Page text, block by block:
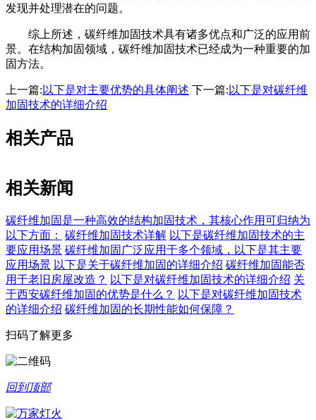
发现并处理潜在的问题。
综上所述，碳纤维加固技术具有诸多优点和广泛的应用前
景。在结构加固领域，碳纤维加固技术已经成为一种重要的加
固方法。
上一篇: 以下是对主要优势的具体阐述 下一篇: 以下是对碳纤维
加固技术的详细介绍
相关产品
相关新闻
碳纤维加固是一种高效的结构加固技术，其核心作用可归纳为
以下方面：
碳纤维加固技术详解 以下是碳纤维加固技术的主
要应用场景 碳纤维加固广泛应用于多个领域，以下是其主要
应用场景 以下是关于碳纤维加固的详细介绍 碳纤维加固能否
用于老旧房屋改造？
以下是对碳纤维加固技术的详细介绍 关
于西安碳纤维加固的优势是什么？
以下是对碳纤维加固技术
的详细介绍 碳纤维加固的长期性能如何保障？
扫码了解更多
回到顶部